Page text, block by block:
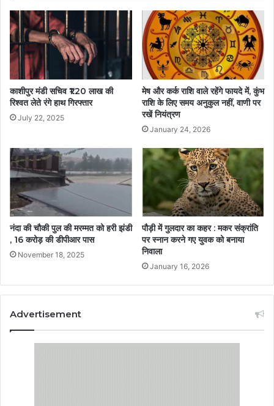
काशीपुर मंडी सचिव ₹1.20 लाख की
रिश्वत लेते रंगे हाथ गिरफ्तार
July 22, 2025
मेष और कर्क राशि वाले रहेंगे फायदे में, कुंभ
राशि के लिए समय अनुकुल नहीं, वाणी पर
रखें नियंत्रण
January 24, 2026
नंदा की चौकी पुल की मरम्मत को हरी झंडी
, 16 करोड़ की डीपीआर पास
November 18, 2025
पौड़ी में गुलदार का कहर : मकर संक्रांति
पर स्नान करने गए युवक को बनाया
निवाला
January 16, 2026
Advertisement